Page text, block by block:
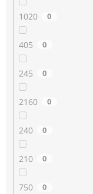
1020 0
405 0
245 0
2160 0
240 0
210 0
750 0